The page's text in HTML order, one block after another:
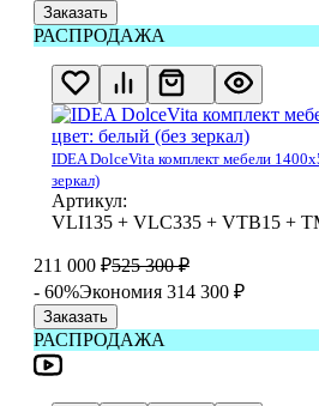
Заказать
РАСПРОДАЖА
IDEA DolceVita комплект мебели
зеркал)
Артикул:
VLI135 + VLC335 + VTB15 +
211 000 ₽525 300 ₽
- 60%Экономия 314 300 ₽
Заказать
РАСПРОДАЖА